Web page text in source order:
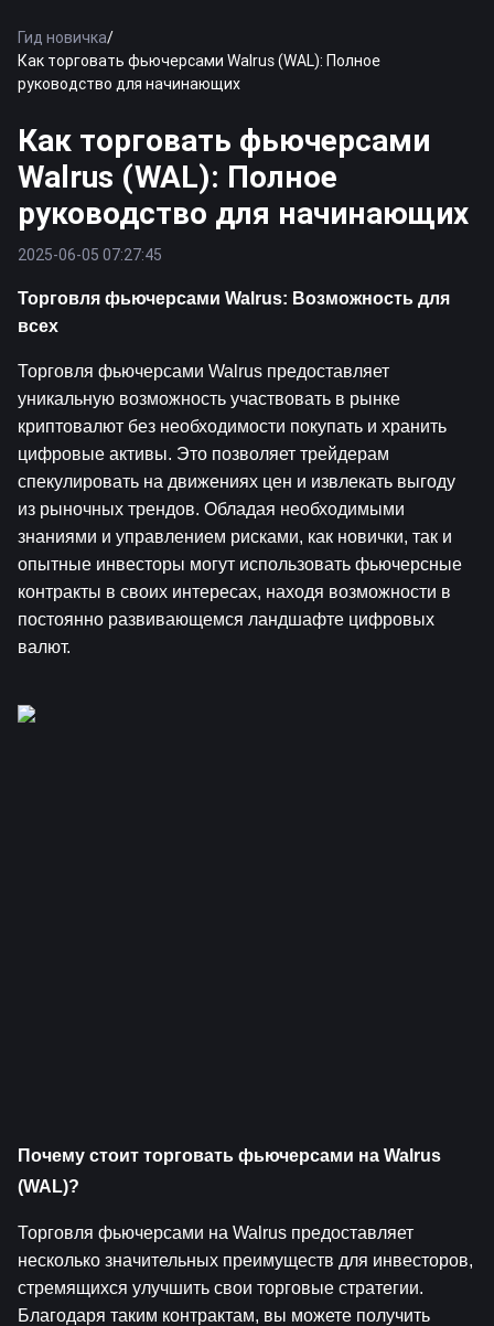
Гид новичка/
Как торговать фьючерсами Walrus (WAL): Полное
руководство для начинающих
Как торговать фьючерсами
Walrus (WAL): Полное
руководство для начинающих
2025-06-05 07:27:45
Торговля фьючерсами Walrus: Возможность для
всех
Торговля фьючерсами Walrus предоставляет
уникальную возможность участвовать в рынке
криптовалют без необходимости покупать и хранить
цифровые активы. Это позволяет трейдерам
спекулировать на движениях цен и извлекать выгоду
из рыночных трендов. Обладая необходимыми
знаниями и управлением рисками, как новички, так и
опытные инвесторы могут использовать фьючерсные
контракты в своих интересах, находя возможности в
постоянно развивающемся ландшафте цифровых
валют.
Почему стоит торговать фьючерсами на Walrus
(WAL)?
Торговля фьючерсами на Walrus предоставляет
несколько значительных преимуществ для инвесторов,
стремящихся улучшить свои торговые стратегии.
Благодаря таким контрактам, вы можете получить